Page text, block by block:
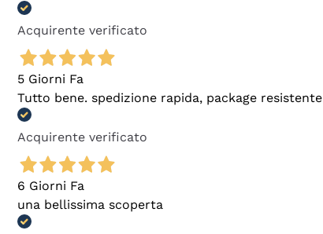
Acquirente verificato
5 Giorni Fa
Tutto bene. spedizione rapida, package resistente
Acquirente verificato
6 Giorni Fa
una bellissima scoperta